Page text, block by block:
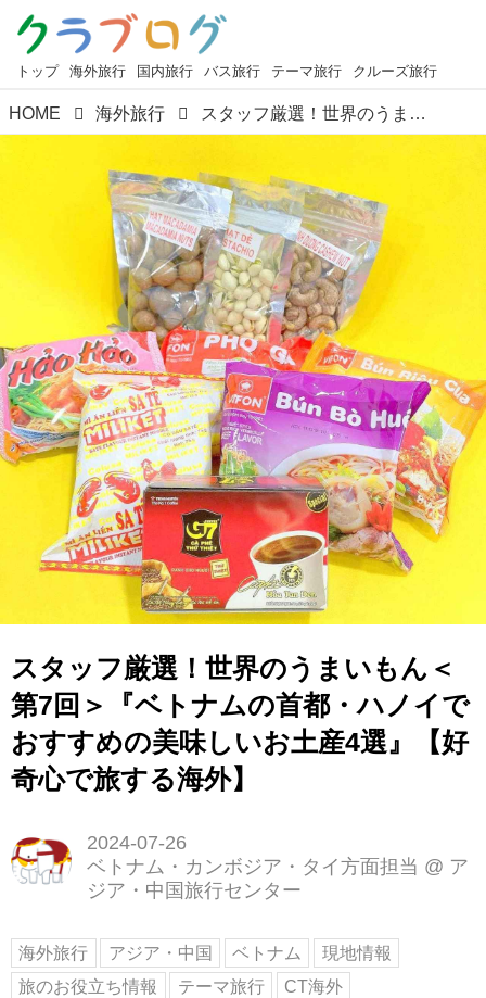
トップ 海外旅行 国内旅行 バス旅行 テーマ旅行 クルーズ旅行
HOME 海外旅行 スタッフ厳選！世界のうまいもん＜第7回＞『ベトナムの首都・ハノイでおすすめの美味しいお土産4選』【好奇心で旅する海外】
スタッフ厳選！世界のうまいもん＜
第7回＞『ベトナムの首都・ハノイで
おすすめの美味しいお土産4選』【好
奇心で旅する海外】
2024-07-26
ベトナム・カンボジア・タイ方面担当 @ ア
ジア・中国旅行センター
海外旅行 アジア・中国 ベトナム
現地情報
旅のお役立ち情報
テーマ旅行
CT海外